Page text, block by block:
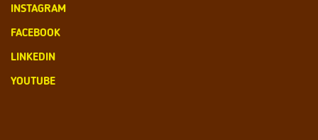
INSTAGRAM
FACEBOOK
LINKEDIN
YOUTUBE